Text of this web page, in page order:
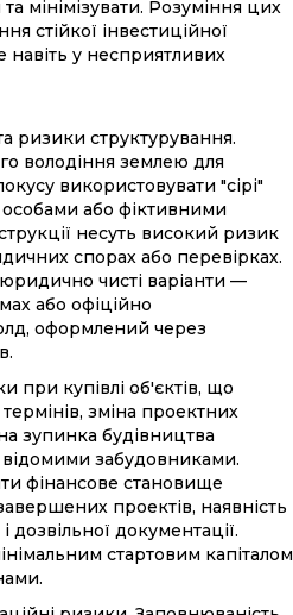
мінімізувати. Розуміння цих
стійкої інвестиційної
навіть у несприятливих
ризики структурування.
володіння землею для
використовувати "сірі"
або фіктивними
несуть високий ризик
спорах або перевірках.
юридично чисті варіанти —
або офіційно
оформлений через
при купівлі об'єктів, що
зміна проектних
зупинка будівництва
відомими забудовниками.
фінансове становище
проектів, наявність
дозвільної документації.
стартовим капіталом